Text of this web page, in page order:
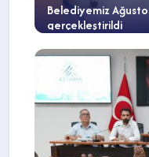
Belediyemiz Ağustos Ayı Meclis Toplantısı
gerçekleştirildi